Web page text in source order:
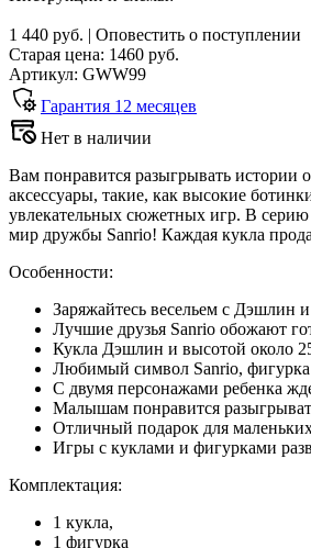
1 440 руб. | Оповестить о поступлении
Старая цена: 1460 руб.
Артикул: GWW99
Гарантия 12 месяцев
Нет в наличии
Вам понравится разыгрывать
аксессуары, такие, как высокие
увлекательных сюжетных игр. В
мир дружбы Sanrio! Каждая кукла
Особенности:
Заряжайтесь весельем с Дэшлин
Лучшие друзья Sanrio обожают
Кукла Дэшлин и высотой около
Любимый символ Sanrio,
С двумя персонажами ребенка
Малышам понравится
Отличный подарок для
Игры с куклами и фигурками
Комплектация:
1 кукла,
1 фигурка